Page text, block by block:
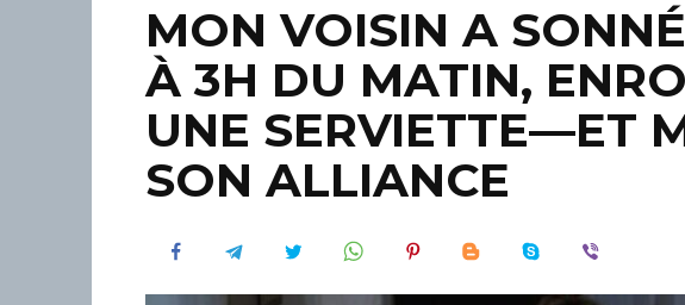
MON VOISIN A
À 3H DU MATIN,
UNE SERVIETTE—ET
SON ALLIANCE